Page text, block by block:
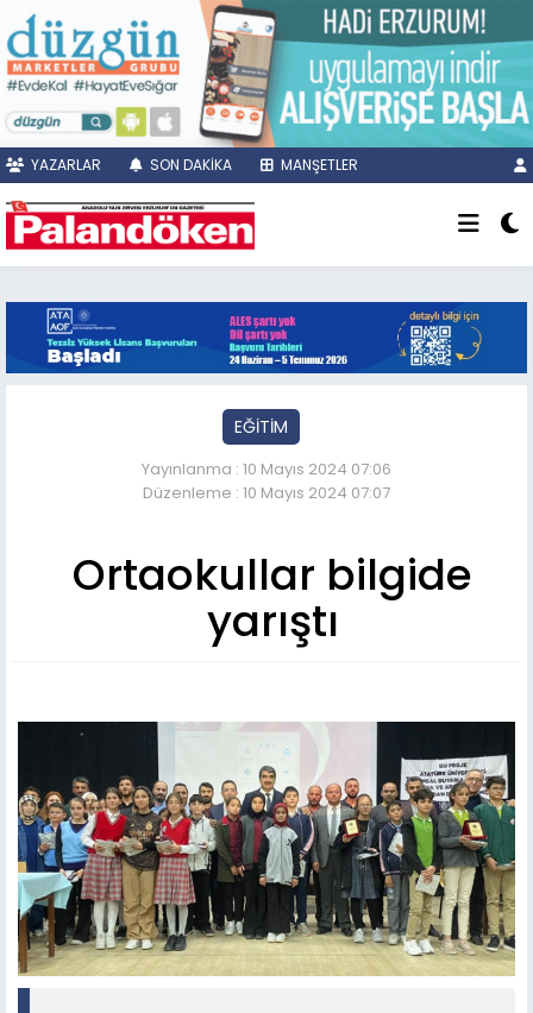
YAZARLAR SON DAKİKA MANŞETLER
EĞİTİM
Yayınlanma : 10 Mayıs 2024 07:06
Düzenleme : 10 Mayıs 2024 07:07
Ortaokullar bilgide
yarıştı